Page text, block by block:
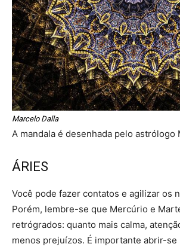
Marcelo Dalla
A mandala é desenhada pelo astrólogo
ÁRIES
Você pode fazer contatos e agilizar os
Porém, lembre-se que Mercúrio e
retrógrados: quanto mais calma,
menos prejuízos. É importante abrir-se